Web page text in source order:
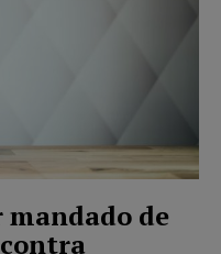
mandado de
contra